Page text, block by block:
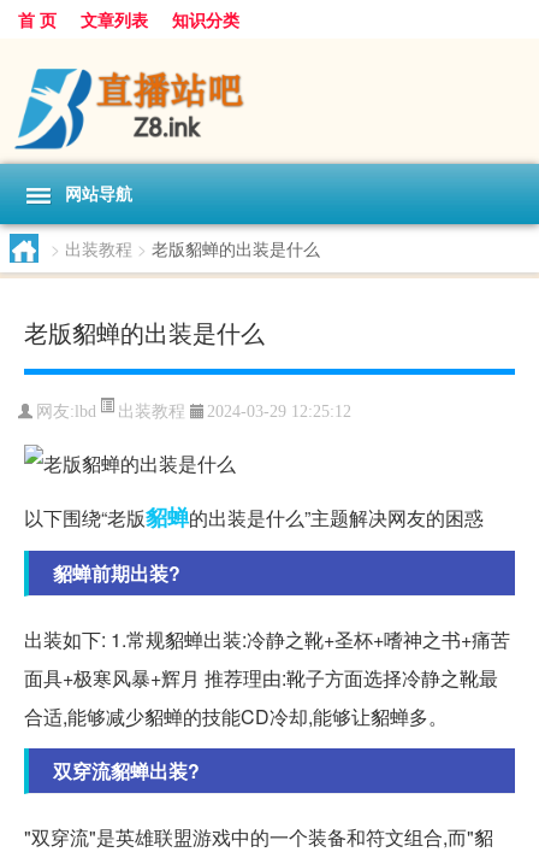
首 页 文章列表 知识分类
网站导航
> 出装教程 > 老版貂蝉的出装是什么
老版貂蝉的出装是什么
网友: lbd 出装教程 2024-03-29 12:25:12
以下围绕“老版貂蝉的出装是什么”主题解决网友的困惑
貂蝉前期出装?
出装如下: 1.常规貂蝉出装:冷静之靴+圣杯+嗜神之书+痛苦
面具+极寒风暴+辉月 推荐理由:靴子方面选择冷静之靴最
合适,能够减少貂蝉的技能CD冷却,能够让貂蝉多。
双穿流貂蝉出装?
"双穿流"是英雄联盟游戏中的一个装备和符文组合,而"貂